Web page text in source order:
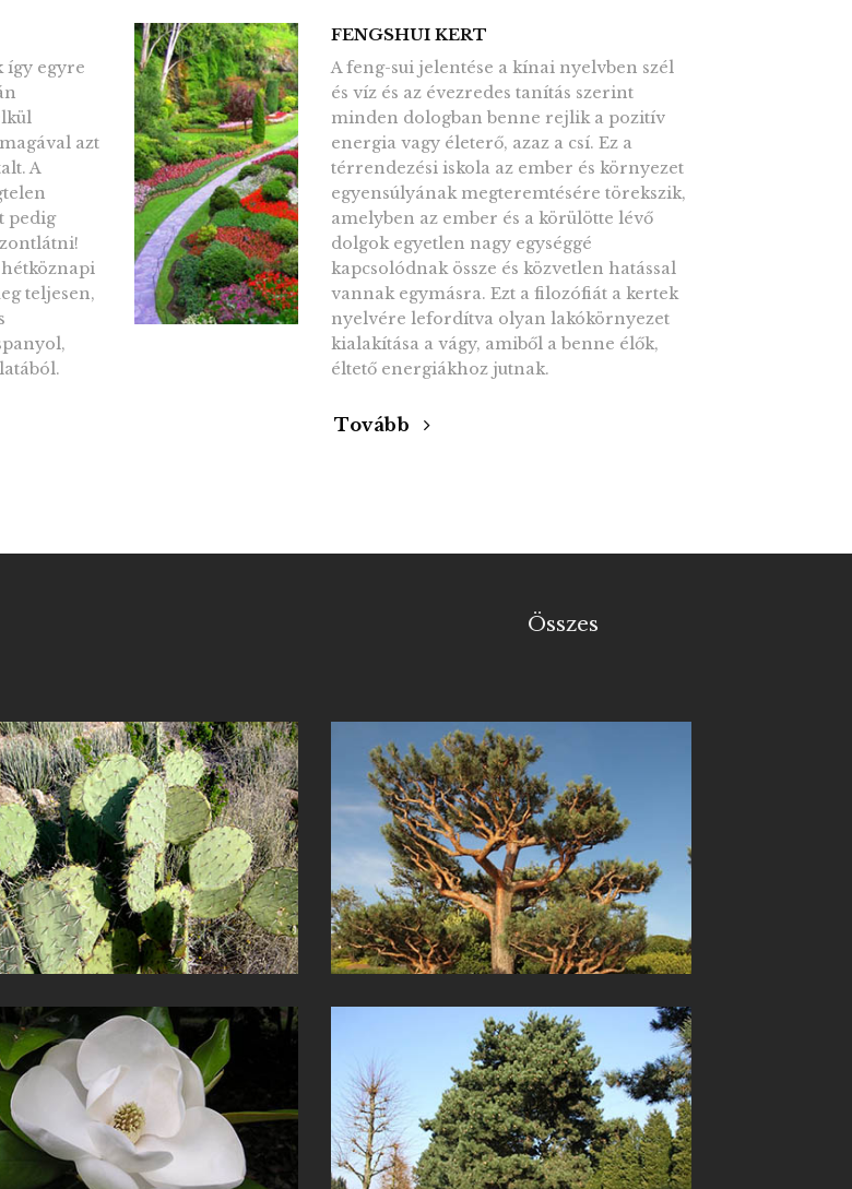
így egyre
azt
A
pedig
hétköznapi
teljesen,
FENGSHUI KERT
A feng-sui jelentése a kínai nyelvben szél
és víz és az évezredes tanítás szerint
minden dologban benne rejlik a pozitív
energia vagy életerő, azaz a csí. Ez a
térrendezési iskola az ember és környezet
egyensúlyának megteremtésére törekszik,
amelyben az ember és a körülötte lévő
dolgok egyetlen nagy egységgé
kapcsolódnak össze és közvetlen hatással
vannak egymásra. Ezt a filozófiát a kertek
nyelvére lefordítva olyan lakókörnyezet
kialakítása a vágy, amiből a benne élők,
éltető energiákhoz jutnak.
Tovább
Összes
fügekaktusz
Engelmann)
Erdei fenyő
(Pinus sylvestris)
Fehér magnólia Fekete fenyő